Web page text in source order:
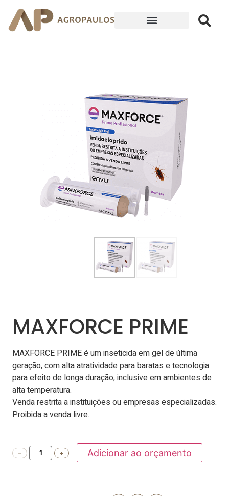
MAXFORCE PRIME
MAXFORCE PRIME é um inseticida em gel de última
geração, com alta atratividade para baratas e tecnologia
para efeito de longa duração, inclusive em ambientes de
alta temperatura.
Venda restrita a instituições ou empresas especializadas.
Proibida a venda livre.
Adicionar ao orçamento